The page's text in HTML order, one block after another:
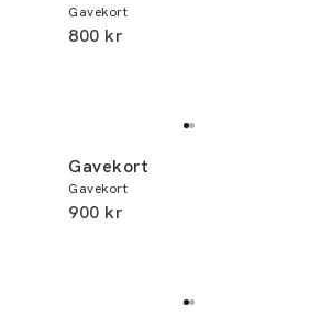
Gavekort
I alt (inkl. rabat)
800 kr
Gavekort
Gavekort
I alt (inkl. rabat)
900 kr